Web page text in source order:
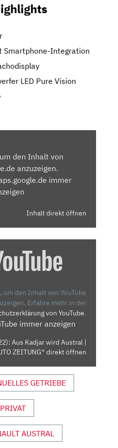
Smartphone-Integration
LED Pure Vision
den Inhalt von
anzuzeigen.
immer
Inhalt direkt öffnen
um den Inhalt von YouTube
Erfahre mehr in der
von YouTube.
immer anzeigen
Aus Kadjar wird Austral |
ZEITUNG“ direkt öffnen
GETRIEBE
PRIVAT
AUSTRAL